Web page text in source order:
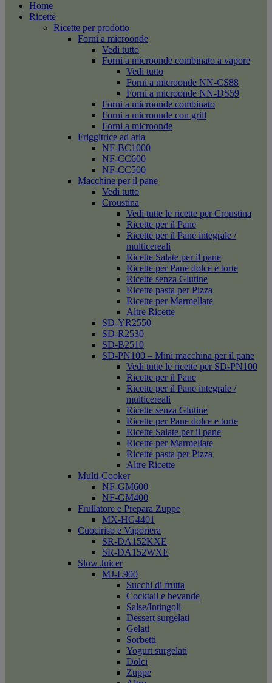
Home
Ricette
Ricette per prodotto
Forni a microonde
Vedi tutto
Forni a microonde combinato a vapore
Vedi tutto
Forni a microonde NN-CS88
Forni a microonde NN-DS59
Forni a microonde combinato
Forni a microonde con grill
Forni a microonde
Friggitrice ad aria
NF-BC1000
NF-CC600
NF-CC500
Macchine per il pane
Vedi tutto
Croustina
Vedi tutte le ricette per Croustina
Ricette per il Pane
Ricette per il Pane integrale /
multicereali
Ricette Salate per il pane
Ricette per Pane dolce e torte
Ricette senza Glutine
Ricette pasta per Pizza
Ricette per Marmellate
Altre Ricette
SD-YR2550
SD-R2530
SD-B2510
SD-PN100 – Mini macchina per il pane
Vedi tutte le ricette per SD-PN100
Ricette per il Pane
Ricette per il Pane integrale /
multicereali
Ricette senza Glutine
Ricette per Pane dolce e torte
Ricette Salate per il pane
Ricette per Marmellate
Ricette pasta per Pizza
Altre Ricette
Multi-Cooker
NF-GM600
NF-GM400
Frullatore e Prepara Zuppe
MX-HG4401
Cuociriso e Vaporiera
SR-DA152KXE
SR-DA152WXE
Slow Juicer
MJ-L900
Succhi di frutta
Cocktail e bevande
Salse/Intingoli
Dessert surgelati
Gelati
Sorbetti
Yogurt surgelati
Dolci
Zuppe